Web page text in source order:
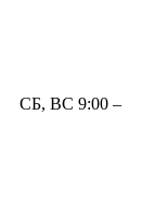
СБ, ВС 9:00 –